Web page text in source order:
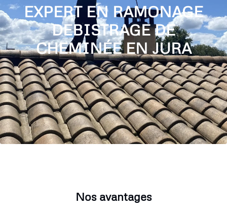
EXPERT EN RAMONAGE
DEBISTRAGE DE
CHEMINÉE EN JURA
Nos avantages